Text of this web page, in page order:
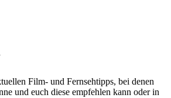
Film- und Fernsehtipps, bei denen
und euch diese empfehlen kann oder in